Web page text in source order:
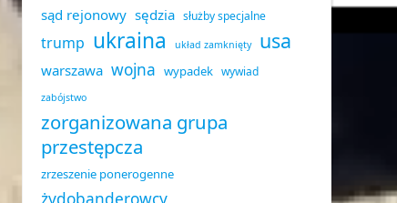
sąd rejonowy sędzia służby specjalne
trump ukraina układ zamknięty usa
warszawa wojna wypadek wywiad
zabójstwo
zorganizowana grupa
przestępcza
zrzeszenie ponerogenne